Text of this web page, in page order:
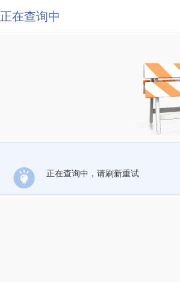
正在查询中
正在查询中，请刷新重试